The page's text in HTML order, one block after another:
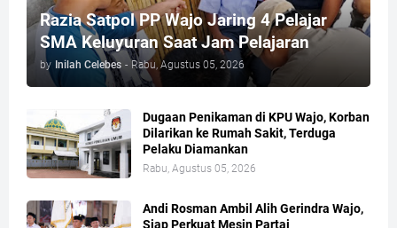
Razia Satpol PP Wajo Jaring 4 Pelajar
SMA Keluyuran Saat Jam Pelajaran
by Inilah Celebes - Rabu, Agustus 05, 2026
Dugaan Penikaman di KPU Wajo, Korban
Dilarikan ke Rumah Sakit, Terduga
Pelaku Diamankan
Rabu, Agustus 05, 2026
Andi Rosman Ambil Alih Gerindra Wajo,
Siap Perkuat Mesin Partai